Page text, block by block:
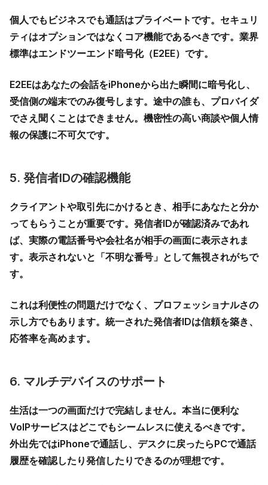
個人でもビジネスでも通話はプライベートです。セキュリ
ティはオプションではなくコア機能であるべきです。業界
標準はエンドツーエンド暗号化（E2EE） です。
E2EEはあなたの会話をiPhoneから出た瞬間に暗号化し、
受信側の端末でのみ復号します。途中の誰も、プロバイダ
でさえ聞くことはできません。機密性の高い商談や個人情
報の保護に不可欠です。
5. 発信者IDの確認機能
クライアントや取引先にかけるとき、相手にあなたと分か
ってもらうことが重要です。発信者IDが確認済みであれ
ば、実際の電話番号や会社名が相手の画面に表示されま
す。表示されないと「不明な番号」として無視されがちで
す。
これは利便性の問題だけでなく、プロフェッショナルさの
示し方でもあります。統一された発信者IDは信頼を築き、
応答率を高めます。
6. マルチデバイスのサポート
生活は一つの画面だけで完結しません。本当に便利な
VoIPサービスはどこでもシームレスに使えるべきです。
外出先ではiPhoneで通話し、デスクに戻ったらPCで通話
履歴を確認したり発信したりできるのが理想です。